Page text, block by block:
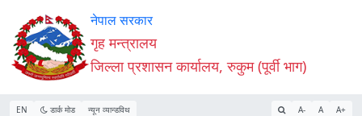
Accessibility
Mode
सुरु
गर्नुहोस्
सामाग्री
पढ्नुहाेस्
नेभिगेसन
पढ्नुहाेस्
वेबसाइट
खोजमा
जानुहोस्
नेपाल सरकार
गृह मन्त्रालय
जिल्ला प्रशासन कार्यालय, रुकुम (पूर्वी भाग)
EN डार्क मोड न्यून व्यान्डविथ A- A A+